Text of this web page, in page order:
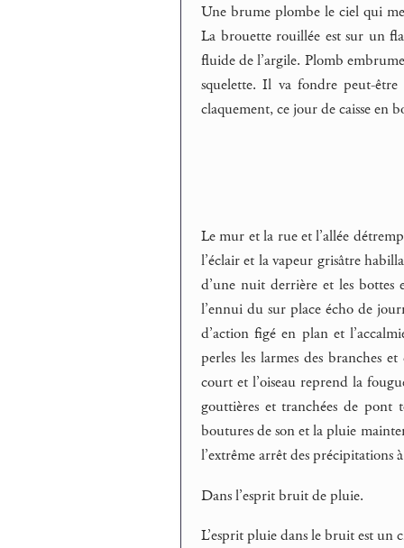
Une brume plombe le ciel qui
La brouette rouillée est sur un
fluide de l’argile. Plomb
squelette. Il va fondre peut-être
claquement, ce jour de caisse en
Le mur et la rue et l’allée
l’éclair et la vapeur grisâtre
d’une nuit derrière et les bottes
l’ennui du sur place écho de
d’action figé en plan et
perles les larmes des branches
court et l’oiseau reprend la
gouttières et tranchées de pont
boutures de son et la pluie
l’extrême arrêt des précipitations
Dans l’esprit bruit de pluie.
L’esprit pluie dans le bruit est un